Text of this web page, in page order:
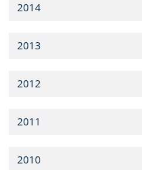
2014
2013
2012
2011
2010